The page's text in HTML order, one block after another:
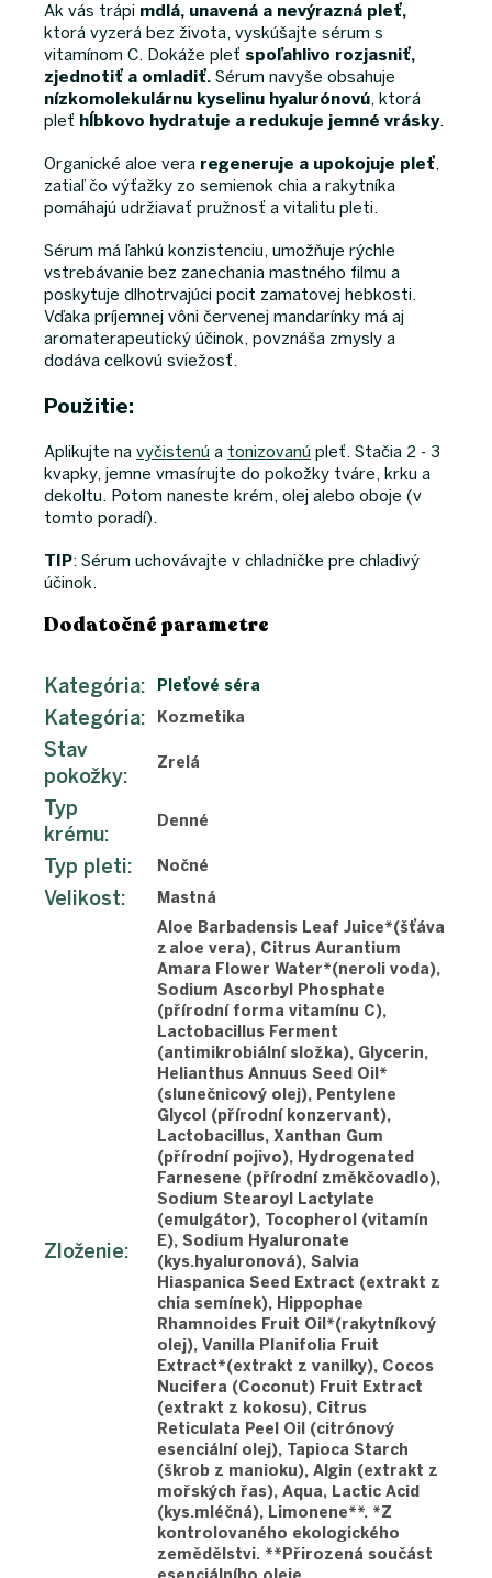
Ak vás trápi mdlá, unavená a nevýrazná pleť,
ktorá vyzerá bez života, vyskúšajte sérum s
vitamínom C. Dokáže pleť spoľahlivo rozjasniť,
zjednotiť a omladiť. Sérum navyše obsahuje
nízkomolekulárnu kyselinu hyalurónovú, ktorá
pleť hĺbkovo hydratuje a redukuje jemné vrásky.
Organické aloe vera regeneruje a upokojuje pleť,
zatiaľ čo výťažky zo semienok chia a rakytníka
pomáhajú udržiavať pružnosť a vitalitu pleti.
Sérum má ľahkú konzistenciu, umožňuje rýchle
vstrebávanie bez zanechania mastného filmu a
poskytuje dlhotrvajúci pocit zamatovej hebkosti.
Vďaka príjemnej vôni červenej mandarínky má aj
aromaterapeutický účinok, povznáša zmysly a
dodáva celkovú sviežosť.
Použitie:
Aplikujte na vyčistenú a tonizovanú pleť. Stačia 2 - 3
kvapky, jemne vmasírujte do pokožky tváre, krku a
dekoltu. Potom naneste krém, olej alebo oboje (v
tomto poradí).
TIP: Sérum uchovávajte v chladničke pre chladivý
účinok.
Dodatočné parametre
Kategória: Pleťové séra
Kategória: Kozmetika
Stav
pokožky:
Zrelá
Typ
krému:
Denné
Typ pleti: Nočné
Velikost: Mastná
Zloženie:
Aloe Barbadensis Leaf Juice*(šťáva
z aloe vera), Citrus Aurantium
Amara Flower Water*(neroli voda),
Sodium Ascorbyl Phosphate
(přírodní forma vitamínu C),
Lactobacillus Ferment
(antimikrobiální složka), Glycerin,
Helianthus Annuus Seed Oil*
(slunečnicový olej), Pentylene
Glycol (přírodní konzervant),
Lactobacillus, Xanthan Gum
(přírodní pojivo), Hydrogenated
Farnesene (přírodní změkčovadlo),
Sodium Stearoyl Lactylate
(emulgátor), Tocopherol (vitamín
E), Sodium Hyaluronate
(kys.hyaluronová), Salvia
Hiaspanica Seed Extract (extrakt z
chia semínek), Hippophae
Rhamnoides Fruit Oil*(rakytníkový
olej), Vanilla Planifolia Fruit
Extract*(extrakt z vanilky), Cocos
Nucifera (Coconut) Fruit Extract
(extrakt z kokosu), Citrus
Reticulata Peel Oil (citrónový
esenciální olej), Tapioca Starch
(škrob z manioku), Algin (extrakt z
mořských řas), Aqua, Lactic Acid
(kys.mléčná), Limonene**. *Z
kontrolovaného ekologického
zemědělstvi. **Přirozená součást